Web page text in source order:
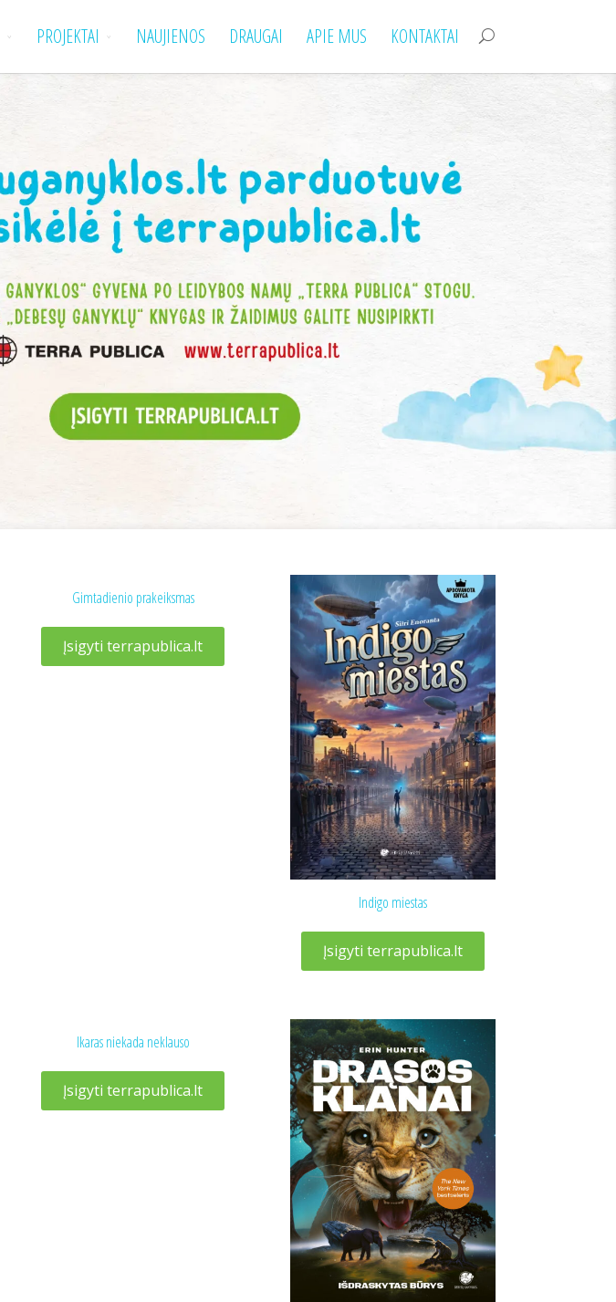
PROJEKTAI NAUJIENOS DRAUGAI APIE MUS KONTAKTAI
Gimtadienio prakeiksmas
Įsigyti terrapublica.lt
Indigo miestas
Įsigyti terrapublica.lt
Ikaras niekada neklauso
Įsigyti terrapublica.lt